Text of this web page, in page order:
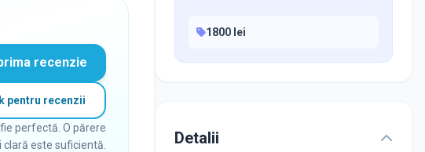
recenzie
pentru recenzii
perfectă. O părere
clară este suficientă.
1800 lei
Detalii